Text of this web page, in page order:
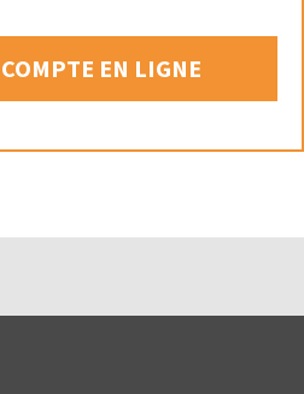
EN LIGNE